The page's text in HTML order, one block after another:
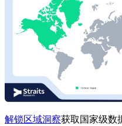
解锁区域洞察获取国家级数